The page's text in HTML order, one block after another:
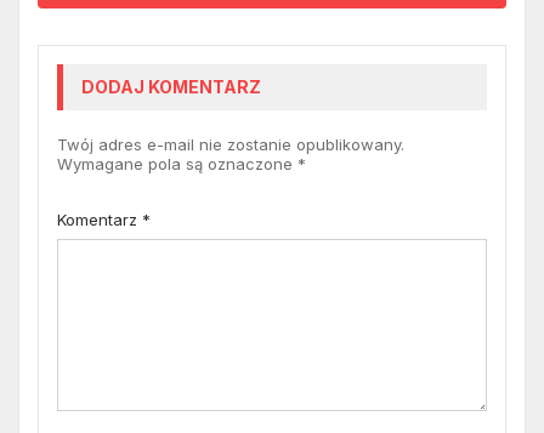
DODAJ KOMENTARZ
Twój adres e-mail nie zostanie opublikowany.
Wymagane pola są oznaczone *
Komentarz *